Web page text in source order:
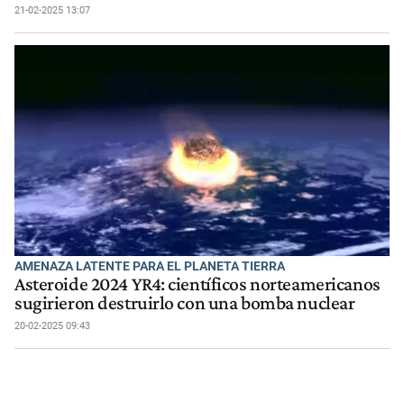
21-02-2025 13:07
AMENAZA LATENTE PARA EL PLANETA TIERRA
Asteroide 2024 YR4: científicos norteamericanos
sugirieron destruirlo con una bomba nuclear
20-02-2025 09:43